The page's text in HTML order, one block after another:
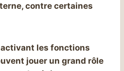
contre certaines
les fonctions
jouer un grand rôle